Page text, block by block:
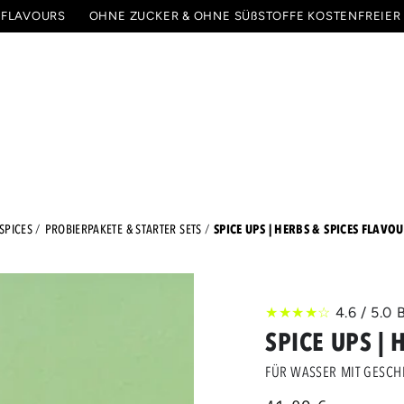
OHNE ZUCKER & OHNE SÜßSTOFFE
& STARTER SETS SPECIALS ALLE
PROBIERPAKETE & STARTER SETS SPICE UPS | HERBS & SPICES
★★★★☆ 4.6 / 5.0
SPICE UPS |
FÜR WASSER MIT